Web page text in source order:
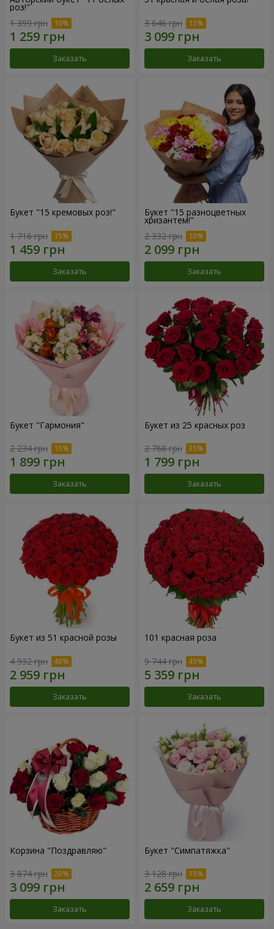
роз!"
1 399 грн
Заказать
3 646 грн
Заказать
Букет "15 кремовых роз!"
1 716 грн
Заказать
Букет "15 разноцветных
хризантем!"
2 332 грн
Заказать
Букет "Гармония"
2 234 грн
Заказать
Букет из 25 красных роз
2 768 грн
Заказать
Букет из 51 красной розы
4 932 грн
Заказать
101 красная роза
9 744 грн
Заказать
Корзина "Поздравляю"
3 874 грн
Заказать
Букет "Симпатяжка"
3 128 грн
Заказать